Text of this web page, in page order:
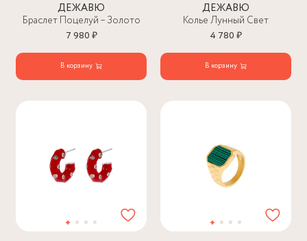
ДЕЖАВЮ
Браслет Поцелуй – Золото
7 980 ₽
В корзину
ДЕЖАВЮ
Колье Лунный Свет
4 780 ₽
В корзину